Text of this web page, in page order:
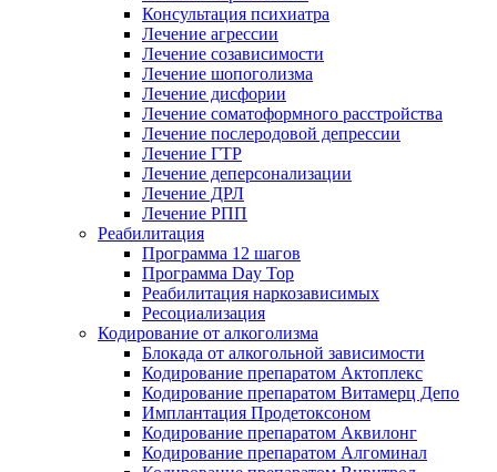
Консультация психиатра
Лечение агрессии
Лечение созависимости
Лечение шопоголизма
Лечение дисфории
Лечение соматоформного расстройства
Лечение послеродовой депрессии
Лечение ГТР
Лечение деперсонализации
Лечение ДРЛ
Лечение РПП
Реабилитация
Программа 12 шагов
Программа Day Top
Реабилитация наркозависимых
Ресоциализация
Кодирование от алкоголизма
Блокада от алкогольной зависимости
Кодирование препаратом Актоплекс
Кодирование препаратом Витамерц Депо
Имплантация Продетоксоном
Кодирование препаратом Аквилонг
Кодирование препаратом Алгоминал